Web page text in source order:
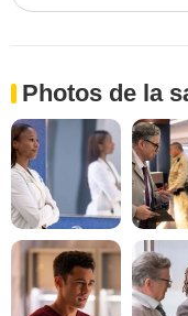
Photos de la